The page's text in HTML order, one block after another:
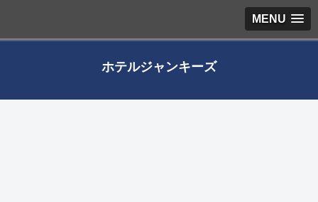
MENU
ホテルジャンキーズ